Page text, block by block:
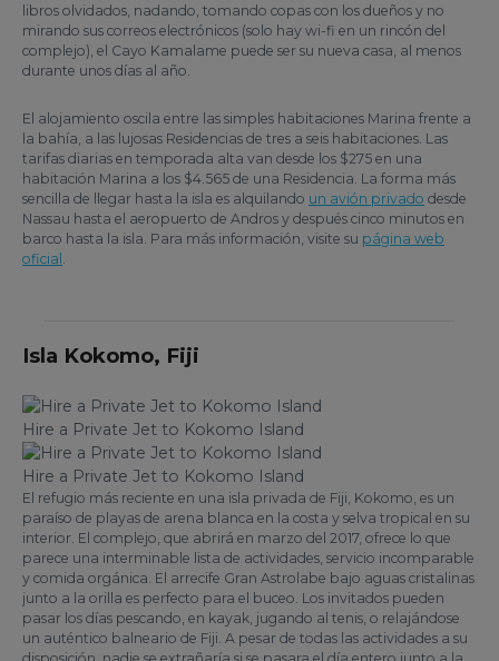
libros olvidados, nadando, tomando copas con los dueños y no
mirando sus correos electrónicos (solo hay wi-fi en un rincón del
complejo), el Cayo Kamalame puede ser su nueva casa, al menos
durante unos días al año.
El alojamiento oscila entre las simples habitaciones Marina frente a
la bahía, a las lujosas Residencias de tres a seis habitaciones. Las
tarifas diarias en temporada alta van desde los $275 en una
habitación Marina a los $4.565 de una Residencia. La forma más
sencilla de llegar hasta la isla es alquilando un avión privado desde
Nassau hasta el aeropuerto de Andros y después cinco minutos en
barco hasta la isla. Para más información, visite su página web
oficial .
Isla Kokomo, Fiji
Hire a Private Jet to Kokomo Island
Hire a Private Jet to Kokomo Island
El refugio más reciente en una isla privada de Fiji, Kokomo, es un
paraíso de playas de arena blanca en la costa y selva tropical en su
interior. El complejo, que abrirá en marzo del 2017, ofrece lo que
parece una interminable lista de actividades, servicio incomparable
y comida orgánica. El arrecife Gran Astrolabe bajo aguas cristalinas
junto a la orilla es perfecto para el buceo. Los invitados pueden
pasar los días pescando, en kayak, jugando al tenis, o relajándose
un auténtico balneario de Fiji. A pesar de todas las actividades a su